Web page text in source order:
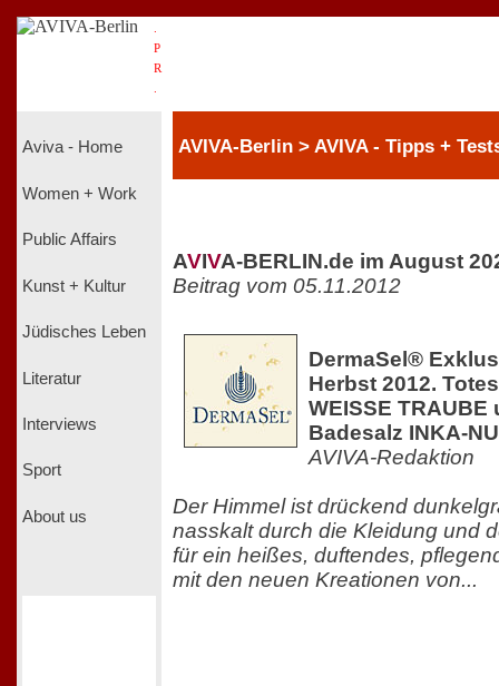
P
R
Aviva - Home
Women + Work
Public Affairs
Kunst + Kultur
Jüdisches Leben
Literatur
Interviews
Sport
About us
AVIVA-Berlin > AVIVA - Tipps +
AVIVA-BERLIN.de im August
Beitrag vom 05.11.2012
DermaSel®
Herbst 2012.
WEISSE TRAUBE
Badesalz INKA-
AVIVA-Redaktion
Der Himmel ist drückend
nasskalt durch die Kleidung und
für ein heißes, duftendes,
mit den neuen Kreationen von...